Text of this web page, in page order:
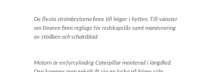
De flesta strömbrytarna finns till höger i hytten. Till vänster
om föraren finns reglage för redskapslås samt manövrering
av stödben och schaktblad.
Motorn är en fyrcylindrig Caterpillar monterad i längdled.